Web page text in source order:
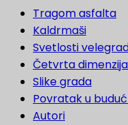
Tragom asfalta
Kaldrmaši
Svetlosti
Četvrta dimenzija
Slike grada
Povratak u
Autori